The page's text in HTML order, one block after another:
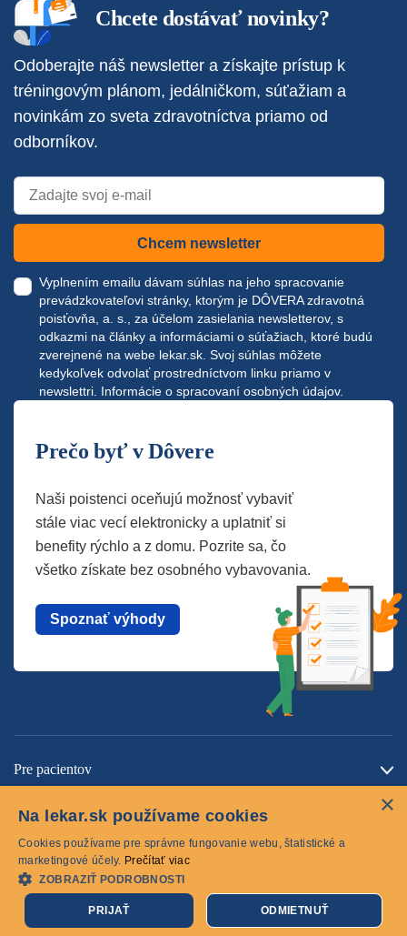
Chcete dostávať novinky?
Odoberajte náš newsletter a získajte prístup k
tréningovým plánom, jedálničkom, súťažiam a
novinkám zo sveta zdravotníctva priamo od
odborníkov.
Chcem newsletter
Vyplnením emailu dávam súhlas na jeho spracovanie
prevádzkovateľovi stránky, ktorým je DÔVERA zdravotná
poisťovňa, a. s., za účelom zasielania newsletterov, s
odkazmi na články a informáciami o súťažiach, ktoré budú
zverejnené na webe lekar.sk. Svoj súhlas môžete
kedykoľvek odvolať prostredníctvom linku priamo v
newslettri. Informácie o spracovaní osobných údajov.
Prečo byť v Dôvere
Naši poistenci oceňujú možnosť vybaviť
stále viac vecí elektronicky a uplatniť si
benefity rýchlo a z domu. Pozrite sa, čo
všetko získate bez osobného vybavovania.
Spoznať výhody
Pre pacientov
© 2026 lekar.sk Všetky práva vyhradené
Cookies
×
Na lekar.sk používame cookies
Cookies používame pre správne fungovanie webu, štatistické a
marketingové účely. Prečítať viac
ZOBRAZIŤ PODROBNOSTI
PRIJAŤ ODMIETNUŤ